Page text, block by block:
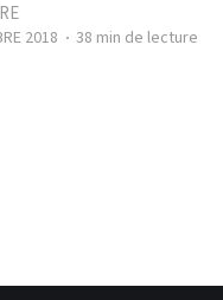
2018 38 min de lecture